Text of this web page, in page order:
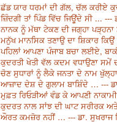
ਛੱਡ ਯਾਰ ਧਰਮਾਂ ਦੀ ਗੱਲ, ਚੱਲ ਕਰੀਏ
ਜ਼ਿੰਦਗੀ ਤਾਂ ਪਿੰਡ ਵਿੱਚ ਜਿਊਂਦੇ ਸੀ ... ---
ਨਾਨਕ ਨੂੰ ਮੱਥਾ ਟੇਕਣ ਦੀ ਜਗ੍ਹਾ
ਮਨੁੱਖ ਮਾਨਸਿਕ ਤਣਾਉ ਦਾ ਸ਼ਿਕਾਰ
ਪਹਿਲਾਂ ਆਪਣਾ ਪੰਜਾਬ ਬਚਾ ਲਈਏ,
ਕੁਦਰਤੀ ਖੇਤੀ ਵੱਲ ਕਦਮ ਵਧਾਉਣਾ ਸਮੇਂ
ਚੋਣ ਸੁਧਾਰਾਂ ਨੂੰ ਲੈਕੇ ਜਨਤਾ ਦੇ ਨਾਮ
ਆਜ਼ਾਦ ਦੇਸ਼ ਦੇ ਗੁਲਾਮ ਬਾਸ਼ਿੰਦੇ … ---
ਮੁਫ਼ਤ ਰਿਓੜੀਆਂ ਵੰਡ ਕੇ ਆਪਣੀ
ਕੁਦਰਤ ਨਾਲ ਸਾਂਝ ਦੀ ਘਾਟ ਸਰੀਰਕ ਅਤੇ
ਔਰਤ ਕਮਜ਼ੋਰ ਨਹੀਂ … --- ਡਾ. ਸੁਖਰਾਜ